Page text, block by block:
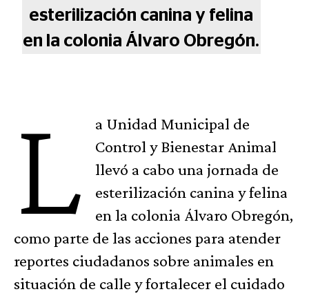
esterilización canina y felina
en la colonia Álvaro Obregón.
L
a Unidad Municipal de
Control y Bienestar Animal
llevó a cabo una jornada de
esterilización canina y felina
en la colonia Álvaro Obregón,
como parte de las acciones para atender
reportes ciudadanos sobre animales en
situación de calle y fortalecer el cuidado